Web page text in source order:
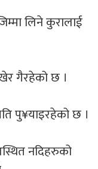
लिने कुरालाई
गैरहेको छ ।
पु¥याइरहेको छ ।
नदिहरुको